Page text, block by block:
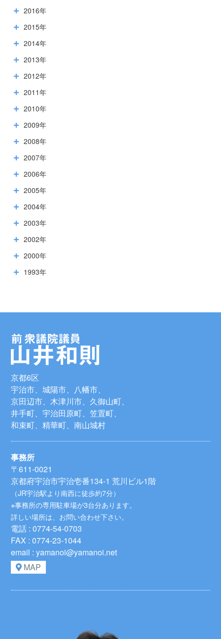
2016年
2015年
2014年
2013年
2012年
2011年
2010年
2009年
2008年
2007年
2006年
2005年
2004年
2003年
2002年
2000年
1993年
京都6区
宇治市、城陽市、八幡市、
京田辺市、木津川市、久御山町、
井手町、宇治田原町、笠置町、
和束町、精華町、南山城村
事務所
〒611-0021
京都府宇治市宇治壱番134-1 荒川ビル1階
（JR宇治駅より南西に徒歩約7分）
※事務所の専用駐車場が3台分あります。
詳しい場所は、お問い合わせ下さい。
電話 : 0774-54-0703
FAX : 0774-23-1044
email : yamanoi@yamanoi.net
MAP